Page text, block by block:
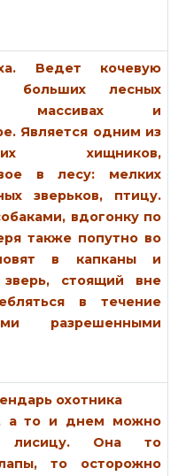
Ведет кочевую
больших лесных
массивах и
Является одним из
хищников,
в лесу: мелких
зверьков, птицу.
вдогонку по
также попутно во
в капканы и
стоящий вне
в течение
разрешенными
а то и днем можно
лисицу. Она то
то осторожно